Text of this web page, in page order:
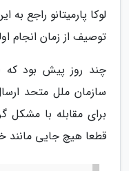
لوکا پارمیتانو راجع
توصیف از زمان انجام
چند روز پیش بود که
سازمان ملل متحد
برای مقابله با
قطعا هیچ جایی مانند